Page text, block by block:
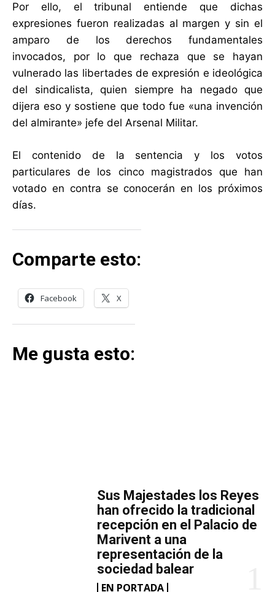
​Sus Majestades los Reyes
han ofrecido la tradicional
recepción en el Palacio de
Marivent​ a una
representación de la
sociedad balear
EN PORTADA
Por ello, el tribunal entiende que dichas
expresiones fueron realizadas al margen y sin el
amparo de los derechos fundamentales
invocados, por lo que rechaza que se hayan
vulnerado las libertades de expresión e ideológica
del sindicalista, quien siempre ha negado que
dijera eso y sostiene que todo fue «una invención
del almirante» jefe del Arsenal Militar.
El contenido de la sentencia y los votos
particulares de los cinco magistrados que han
votado en contra se conocerán en los próximos
días.
Comparte esto:
Facebook X
Me gusta esto: